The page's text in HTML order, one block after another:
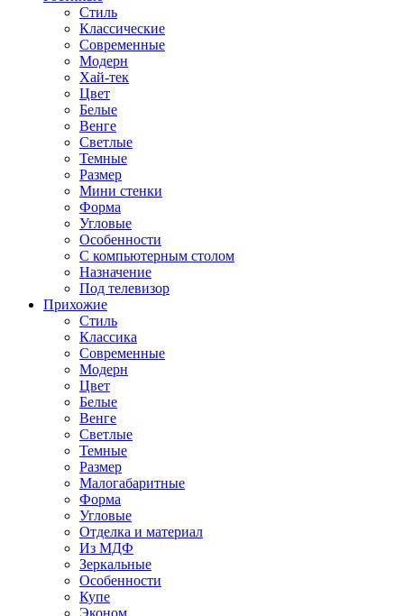
Стиль
Классические
Современные
Модерн
Хай-тек
Цвет
Белые
Венге
Светлые
Темные
Размер
Мини стенки
Форма
Угловые
Особенности
С компьютерным столом
Назначение
Под телевизор
Прихожие
Стиль
Классика
Современные
Модерн
Цвет
Белые
Венге
Светлые
Темные
Размер
Малогабаритные
Форма
Угловые
Отделка и материал
Из МДФ
Зеркальные
Особенности
Купе
Эконом